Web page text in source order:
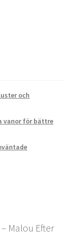
och
vanor för bättre
Malou Efter